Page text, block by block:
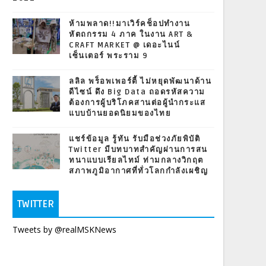
ห้ามพลาด!!มาเวิร์คช็อปทำงาน
หัตถกรรม 4 ภาค ในงาน ART &
CRAFT MARKET @ เดอะไนน์
เซ็นเตอร์ พระราม 9
ลลิล พร็อพเพอร์ตี้ ไม่หยุดพัฒนาด้าน
ดีไซน์ ดึง Big Data ถอดรหัสความ
ต้องการผู้บริโภคสานต่อผู้นำกระแส
แบบบ้านยอดนิยมของไทย
แชร์ข้อมูล รู้ทัน รับมือช่วงภัยพิบัติ
Twitter มีบทบาทสำคัญผ่านการสน
ทนาแบบเรียลไทม์ ท่ามกลางวิกฤต
สภาพภูมิอากาศที่ทั่วโลกกำลังเผชิญ
TWITTER
Tweets by @realMSKNews